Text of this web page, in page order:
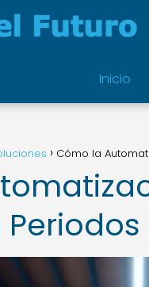
Inicio
Cómo la